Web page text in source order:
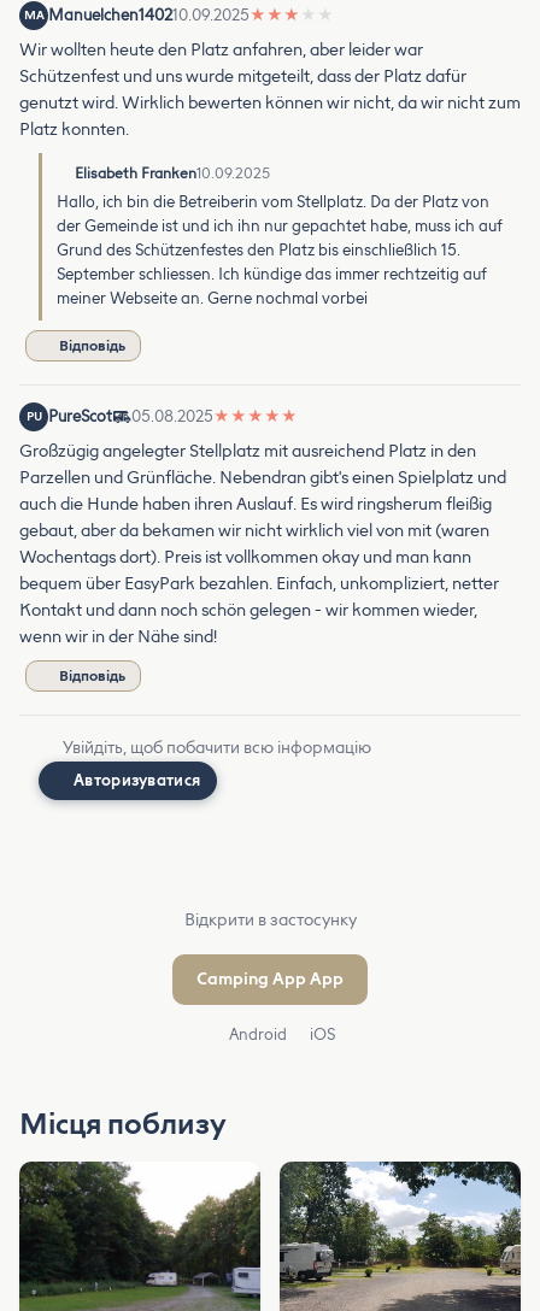
MA Manuelchen140210.09.2025★ ★ ★ ★ ★
Wir wollten heute den Platz anfahren, aber leider war
Schützenfest und uns wurde mitgeteilt, dass der Platz dafür
genutzt wird. Wirklich bewerten können wir nicht, da wir nicht zum
Platz konnten.
Elisabeth Franken10.09.2025
Hallo, ich bin die Betreiberin vom Stellplatz. Da der Platz von
der Gemeinde ist und ich ihn nur gepachtet habe, muss ich auf
Grund des Schützenfestes den Platz bis einschließlich 15.
September schliessen. Ich kündige das immer rechtzeitig auf
meiner Webseite an. Gerne nochmal vorbei
Відповідь
PU PureScot 05.08.2025★ ★ ★ ★ ★
Großzügig angelegter Stellplatz mit ausreichend Platz in den
Parzellen und Grünfläche. Nebendran gibt's einen Spielplatz und
auch die Hunde haben ihren Auslauf. Es wird ringsherum fleißig
gebaut, aber da bekamen wir nicht wirklich viel von mit (waren
Wochentags dort). Preis ist vollkommen okay und man kann
bequem über EasyPark bezahlen. Einfach, unkompliziert, netter
Kontakt und dann noch schön gelegen - wir kommen wieder,
wenn wir in der Nähe sind!
Відповідь
Увійдіть, щоб побачити всю інформацію
Авторизуватися
Відкрити в застосунку
Camping App App
Android iOS
Місця поблизу